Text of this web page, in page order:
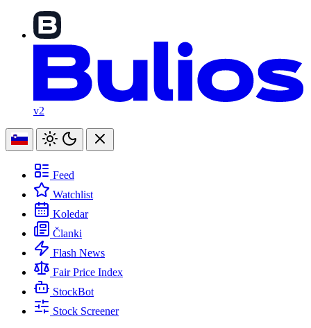
v2
Feed
Watchlist
Koledar
Članki
Flash News
Fair Price Index
StockBot
Stock Screener